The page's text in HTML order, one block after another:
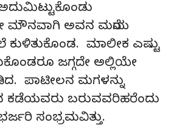
ಮೌನವಾಗಿ ಅವನ ಮನೆಯ
ಮಾಲೀಕ ಎಷ್ಟು
ಜಗ್ಗದೇ ಅಲ್ಲಿಯೇ
ಪಾಟೀಲನ ಮಗಳನ್ನು
ಕಡೆಯವರು ಬರುವವರಿಹರೆಂದು
ಸಂಭ್ರಮವಿತ್ತು.